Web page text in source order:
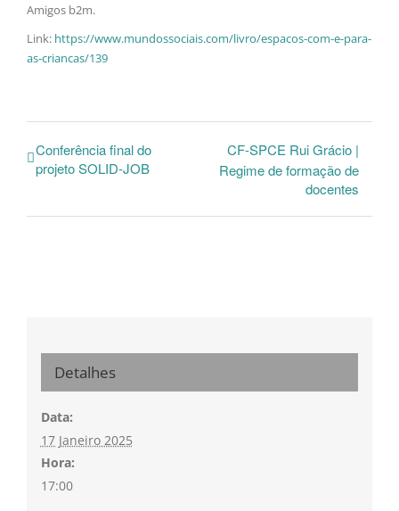
Amigos b2m.
Link: https://www.mundossociais.com/livro/espacos-com-e-para-
as-criancas/139
Conferência final do
projeto SOLID-JOB
CF-SPCE Rui Grácio |
Regime de formação de
docentes
Detalhes
Data:
17 Janeiro 2025
Hora:
17:00